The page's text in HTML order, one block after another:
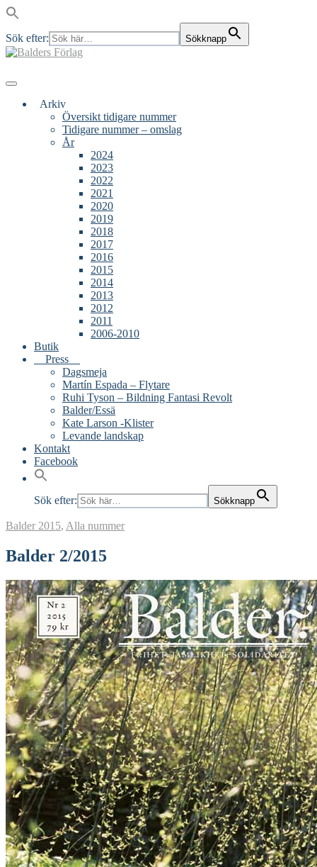
Sök efter: Sökknapp
Skip
Menu
Arkiv
Översikt tidigare nummer
Tidigare nummer – omslag
År
2024
2023
2022
2021
2020
2019
2018
2017
2016
2015
2014
2013
2012
2011
2006-2010
Butik
Press
Dagsmeja
Martín Espada – Flytare
Ruhi Tyson – Bildning Fantasi Revolt
Balder/Essä
Kate Larson -Klister
Levande landskap
Kontakt
Facebook
Sök efter: Sökknapp
Balder 2015, Alla nummer
Balder 2/2015